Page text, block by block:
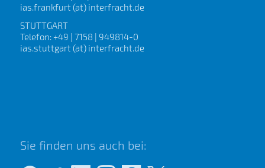
ias.frankfurt (at) interfracht.de
STUTTGART
Telefon: +49 | 7158 | 949814-0
ias.stuttgart (at) interfracht.de
Sie finden uns auch bei: